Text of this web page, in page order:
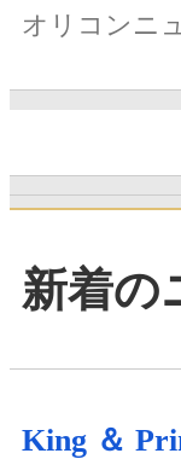
オリコンニ
新着の
King ＆